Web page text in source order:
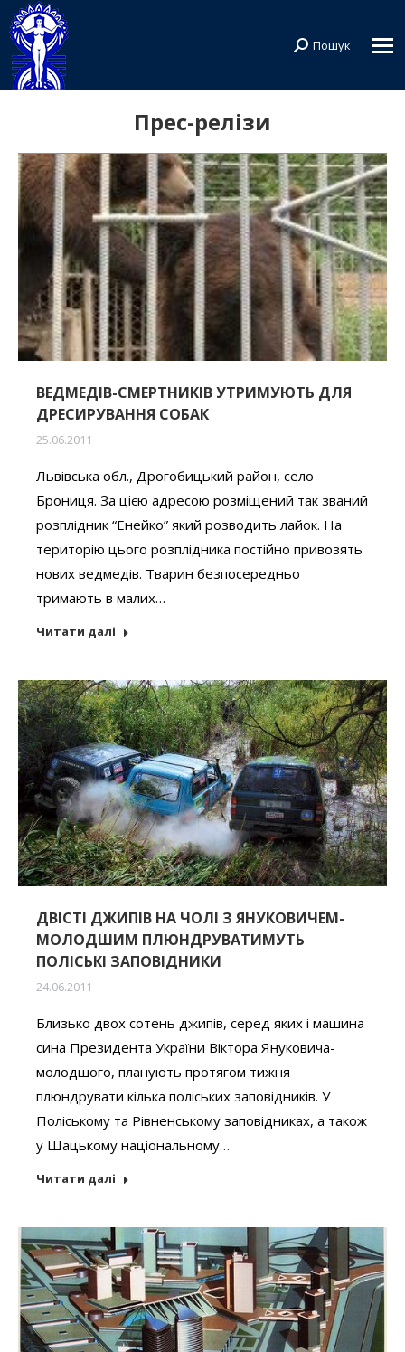
Search:
Пошук
Прес-релізи
ВЕДМЕДІВ-СМЕРТНИКІВ УТРИМУЮТЬ ДЛЯ
ДРЕСИРУВАННЯ СОБАК
25.06.2011
Львівська обл., Дрогобицький район, село
Брониця. За цією адресою розміщений так званий
розплідник “Енейко” який розводить лайок. На
територію цього розплідника постійно привозять
нових ведмедів. Тварин безпосередньо
тримають в малих…
Читати далі
ДВІСТІ ДЖИПІВ НА ЧОЛІ З ЯНУКОВИЧЕМ-
МОЛОДШИМ ПЛЮНДРУВАТИМУТЬ
ПОЛІСЬКІ ЗАПОВІДНИКИ
24.06.2011
Близько двох сотень джипів, серед яких і машина
сина Президента України Віктора Януковича-
молодшого, планують протягом тижня
плюндрувати кілька поліських заповідників. У
Поліському та Рівненському заповідниках, а також
у Шацькому національному…
Читати далі